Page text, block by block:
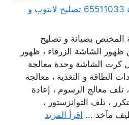
مهندس كمبيوتر الصليبية 65511033 تصليح لابتوب و
المختص بصيانة و تصليح
ظهور الشاشة الزرقاء ، ظهور
كرت الشاشة وحدة معالجة
الطاقة و التغذية ، معالجة
تلف معالج الرسوم ، إعادة
، تلف التوانزستور ،
مآخذ ... اقرأ المزيد